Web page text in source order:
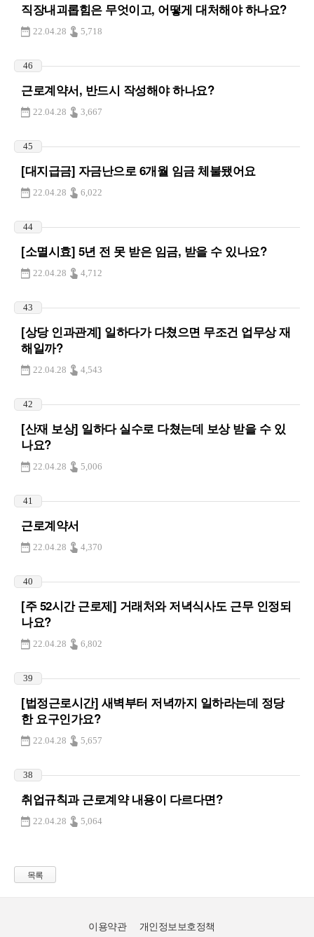
직장내괴롭힘은 무엇이고, 어떻게 대처해야 하나요?
22.04.28 5,718
46
근로계약서, 반드시 작성해야 하나요?
22.04.28 3,667
45
[대지급금] 자금난으로 6개월 임금 체불됐어요
22.04.28 6,022
44
[소멸시효] 5년 전 못 받은 임금, 받을 수 있나요?
22.04.28 4,712
43
[상당 인과관계] 일하다가 다쳤으면 무조건 업무상 재
해일까?
22.04.28 4,543
42
[산재 보상] 일하다 실수로 다쳤는데 보상 받을 수 있
나요?
22.04.28 5,006
41
근로계약서
22.04.28 4,370
40
[주 52시간 근로제] 거래처와 저녁식사도 근무 인정되
나요?
22.04.28 6,802
39
[법정근로시간] 새벽부터 저녁까지 일하라는데 정당
한 요구인가요?
22.04.28 5,657
38
취업규칙과 근로계약 내용이 다르다면?
22.04.28 5,064
목록
이용약관 개인정보보호정책